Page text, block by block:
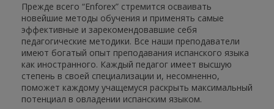
Прежде всего “Enforex” стремится осваивать
новейшие методы обучения и применять самые
эффективные и зарекомендовавшие себя
педагогические методики. Все наши преподаватели
имеют богатый опыт преподавания испанского языка
как иностранного. Каждый педагог имеет высшую
степень в своей специализации и, несомненно,
поможет каждому учащемуся раскрыть максимальный
потенциал в овладении испанским языком.